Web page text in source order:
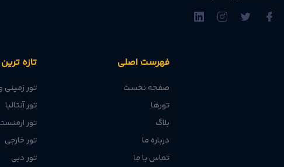
فهرست اصلی
صفحه نخست
تورها
بلاگ
درباره ما
تماس با ما
تازه
تور زمینی
تور آنتالیا
تور
تور خارجی
تور دبی